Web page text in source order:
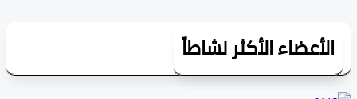
الأكثر نشاطاً